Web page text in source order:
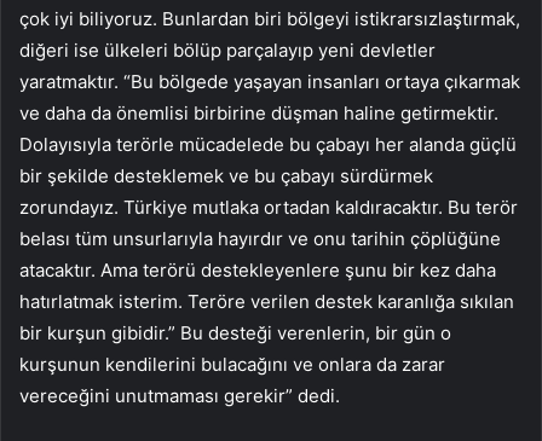
çok iyi biliyoruz. Bunlardan biri bölgeyi istikrarsızlaştırmak,
diğeri ise ülkeleri bölüp parçalayıp yeni devletler
yaratmaktır. “Bu bölgede yaşayan insanları ortaya çıkarmak
ve daha da önemlisi birbirine düşman haline getirmektir.
Dolayısıyla terörle mücadelede bu çabayı her alanda güçlü
bir şekilde desteklemek ve bu çabayı sürdürmek
zorundayız. Türkiye mutlaka ortadan kaldıracaktır. Bu terör
belası tüm unsurlarıyla hayırdır ve onu tarihin çöplüğüne
atacaktır. Ama terörü destekleyenlere şunu bir kez daha
hatırlatmak isterim. Teröre verilen destek karanlığa sıkılan
bir kurşun gibidir.” Bu desteği verenlerin, bir gün o
kurşunun kendilerini bulacağını ve onlara da zarar
vereceğini unutmaması gerekir” dedi.